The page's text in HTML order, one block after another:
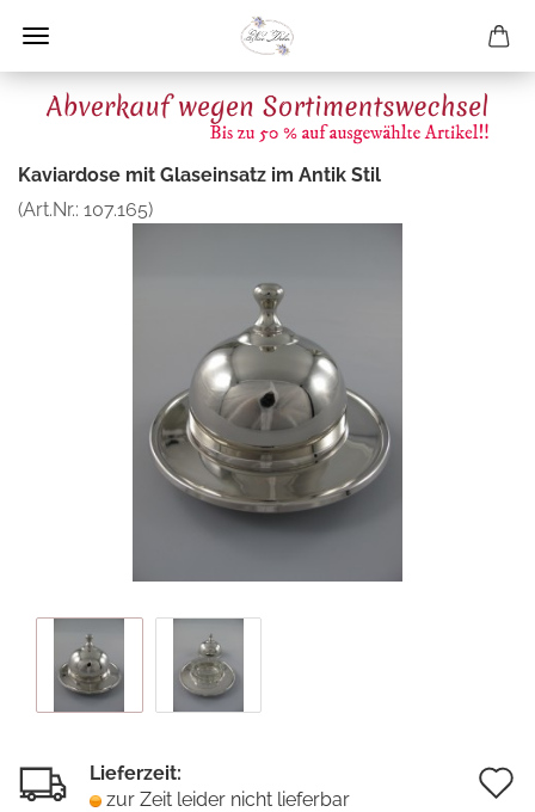
Kaviardose mit Glaseinsatz im Antik Stil
(Art.Nr.: 107.165)
Lieferzeit:
zur Zeit leider nicht lieferbar